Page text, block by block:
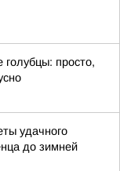
просто,
удачного
до зимней